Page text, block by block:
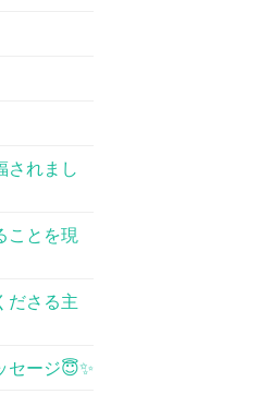
されまし
ことを現
ださる主
セージ😇✨